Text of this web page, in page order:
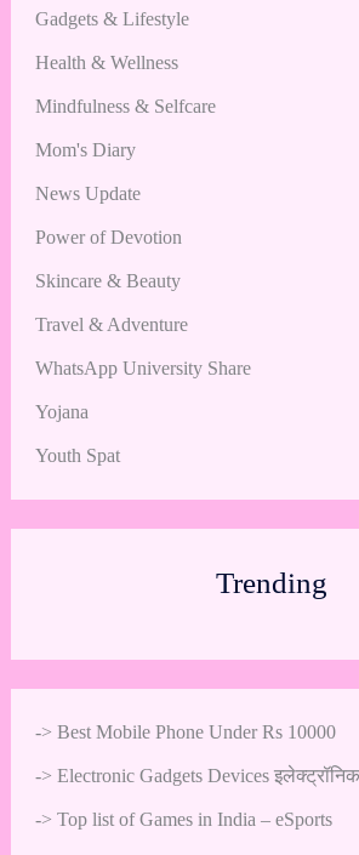
Gadgets & Lifestyle
Health & Wellness
Mindfulness & Selfcare
Mom's Diary
News Update
Power of Devotion
Skincare & Beauty
Travel & Adventure
WhatsApp University Share
Yojana
Youth Spat
Trending
-> Best Mobile Phone Under Rs 10000
-> Electronic Gadgets Devices
-> Top list of Games in India – eSports